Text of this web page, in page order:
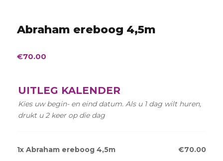
Abraham ereboog 4,5m
€70.00
UITLEG KALENDER
Kies uw begin- en eind datum. Als u 1 dag wilt huren,
drukt u 2 keer op die dag
1x Abraham ereboog 4,5m €70.00